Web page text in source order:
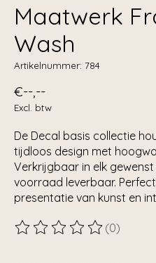
Maatwerk
Wash
Artikelnummer: 784
€--,--
Excl. btw
De Decal basis collectie
tijdloos design met
Verkrijgbaar in elk
voorraad leverbaar.
presentatie van kunst en
De beoordeling van dit
(0)